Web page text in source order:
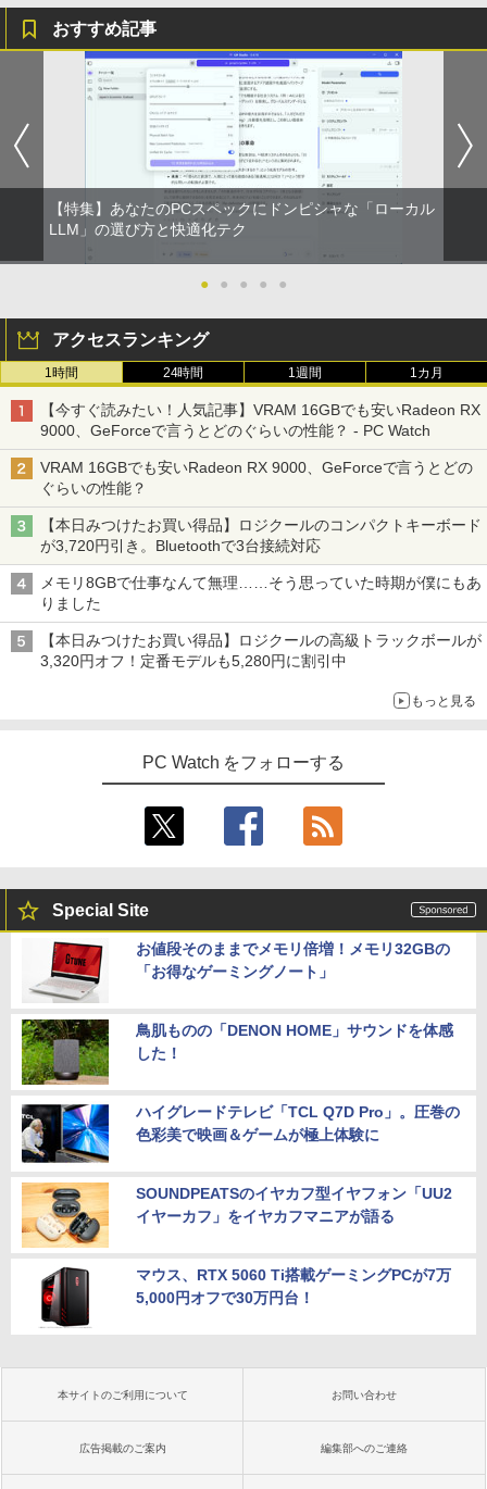
リング ANC 36時間再生
￥3,480
おすすめ記事
【特集】あなたのPCスペックにドンピシャな「ローカル
LLM」の選び方と快適化テク
● ● ● ● ●
アクセスランキング
1時間 24時間 1週間 1カ月
【今すぐ読みたい！人気記事】VRAM 16GBでも安いRadeon RX
9000、GeForceで言うとどのぐらいの性能？ - PC Watch
VRAM 16GBでも安いRadeon RX 9000、GeForceで言うとどの
ぐらいの性能？
【本日みつけたお買い得品】ロジクールのコンパクトキーボード
が3,720円引き。Bluetoothで3台接続対応
メモリ8GBで仕事なんて無理……そう思っていた時期が僕にもあ
りました
【本日みつけたお買い得品】ロジクールの高級トラックボールが
3,320円オフ！定番モデルも5,280円に割引中
もっと見る
PC Watch をフォローする
Special Site
お値段そのままでメモリ倍増！メモリ32GBの
「お得なゲーミングノート」
鳥肌ものの「DENON HOME」サウンドを体感
した！
ハイグレードテレビ「TCL Q7D Pro」。圧巻の
色彩美で映画＆ゲームが極上体験に
SOUNDPEATSのイヤカフ型イヤフォン「UU2
イヤーカフ」をイヤカフマニアが語る
マウス、RTX 5060 Ti搭載ゲーミングPCが7万
5,000円オフで30万円台！
本サイトのご利用について お問い合わせ
広告掲載のご案内 編集部へのご連絡